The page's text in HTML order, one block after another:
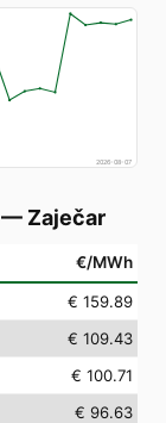
2026-08-07
— Zaječar
€/MWh
€ 159.89
€ 109.43
€ 100.71
€ 96.63